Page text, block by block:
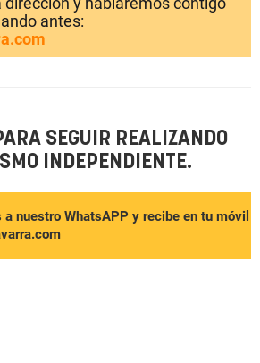
antes:
SEGUIR REALIZANDO
INDEPENDIENTE.
nuestro WhatsAPP y recibe en tu móvil